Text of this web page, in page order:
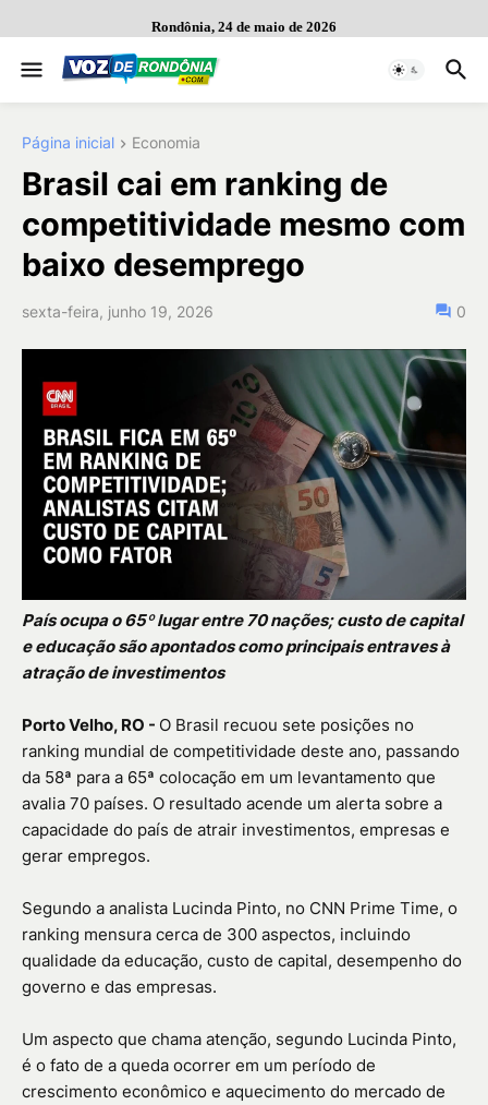
Rondônia, 24 de maio de 2026
Página inicial Economia
Brasil cai em ranking de
competitividade mesmo com
baixo desemprego
sexta-feira, junho 19, 2026 0
País ocupa o 65º lugar entre 70 nações; custo de capital
e educação são apontados como principais entraves à
atração de investimentos
Porto Velho, RO - O Brasil recuou sete posições no
ranking mundial de competitividade deste ano, passando
da 58ª para a 65ª colocação em um levantamento que
avalia 70 países. O resultado acende um alerta sobre a
capacidade do país de atrair investimentos, empresas e
gerar empregos.
Segundo a analista Lucinda Pinto, no CNN Prime Time, o
ranking mensura cerca de 300 aspectos, incluindo
qualidade da educação, custo de capital, desempenho do
governo e das empresas.
Um aspecto que chama atenção, segundo Lucinda Pinto,
é o fato de a queda ocorrer em um período de
crescimento econômico e aquecimento do mercado de